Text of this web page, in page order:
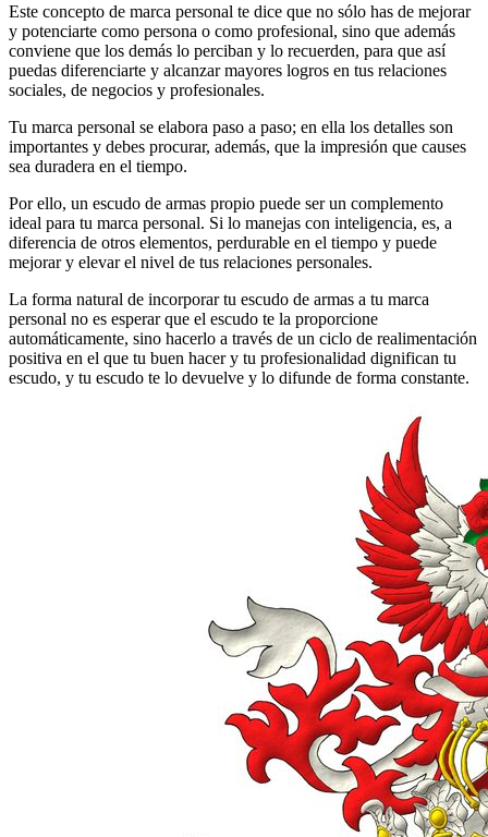
Este concepto de marca personal te dice que no sólo has de mejorar
y potenciarte como persona o como profesional, sino que además
conviene que los demás lo perciban y lo recuerden, para que así
puedas diferenciarte y alcanzar mayores logros en tus relaciones
sociales, de negocios y profesionales.
Tu marca personal se elabora paso a paso; en ella los detalles son
importantes y debes procurar, además, que la impresión que causes
sea duradera en el tiempo.
Por ello, un escudo de armas propio puede ser un complemento
ideal para tu marca personal. Si lo manejas con inteligencia, es, a
diferencia de otros elementos, perdurable en el tiempo y puede
mejorar y elevar el nivel de tus relaciones personales.
La forma natural de incorporar tu escudo de armas a tu marca
personal no es esperar que el escudo te la proporcione
automáticamente, sino hacerlo a través de un ciclo de realimentación
positiva en el que tu buen hacer y tu profesionalidad dignifican tu
escudo, y tu escudo te lo devuelve y lo difunde de forma constante.